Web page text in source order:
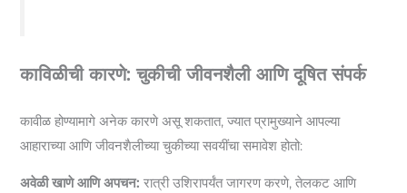
काविळीची कारणे: चुकीची जीवनशैली आणि दूषित संपर्क
कावीळ होण्यामागे अनेक कारणे असू शकतात, ज्यात प्रामुख्याने आपल्या
आहाराच्या आणि जीवनशैलीच्या चुकीच्या सवयींचा समावेश होतो:
अवेळी खाणे आणि अपचन: रात्री उशिरापर्यंत जागरण करणे, तेलकट आणि